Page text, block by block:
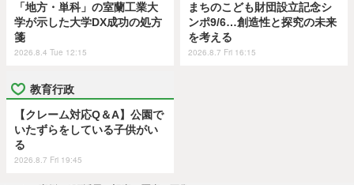
「地方・単科」の室蘭工業大
学が示した大学DX成功の処方
箋
2026.8.4 Tue 12:15
まちのこども財団設立記念シ
ンポ9/6…創造性と探究の未来
を考える
2026.8.7 Fri 16:15
教育行政
【クレーム対応Q＆A】公園で
いたずらをしている子供がい
る
2026.8.7 Fri 19:45